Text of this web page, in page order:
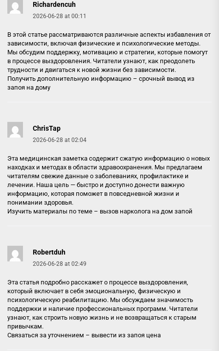
Richardencuh
2026-06-28 at 00:11
В этой статье рассматриваются различные аспекты избавления от
зависимости, включая физические и психологические методы.
Мы обсудим поддержку, мотивацию и стратегии, которые помогут
в процессе выздоровления. Читатели узнают, как преодолеть
трудности и двигаться к новой жизни без зависимости.
Получить дополнительную информацию – срочный вывод из
запоя на дому
ChrisTap
2026-06-28 at 02:04
Эта медицинская заметка содержит сжатую информацию о новых
находках и методах в области здравоохранения. Мы предлагаем
читателям свежие данные о заболеваниях, профилактике и
лечении. Наша цель — быстро и доступно донести важную
информацию, которая поможет в повседневной жизни и
понимании здоровья.
Изучить материалы по теме – вызов нарколога на дом запой
Robertduh
2026-06-28 at 02:49
Эта статья подробно расскажет о процессе выздоровления,
который включает в себя эмоциональную, физическую и
психологическую реабилитацию. Мы обсуждаем значимость
поддержки и наличие профессиональных программ. Читатели
узнают, как строить новую жизнь и не возвращаться к старым
привычкам.
Связаться за уточнением – вывести из запоя цена